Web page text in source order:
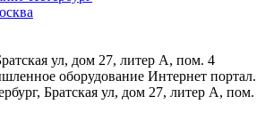
ул, дом 27, литер А, пом. 4
оборудование Интернет портал.
Братская ул, дом 27, литер А, пом.